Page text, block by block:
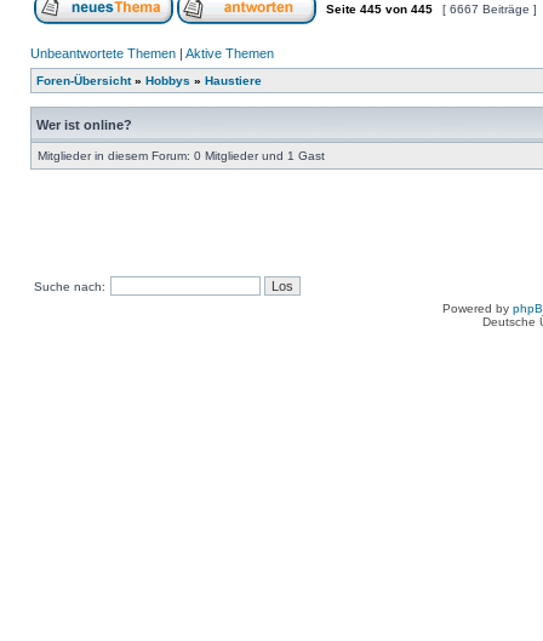
Seite 445 von 445 [ 6667 Beiträge ]
Unbeantwortete Themen | Aktive Themen
Foren-Übersicht» Hobbys » Haustiere
Wer ist online?
Mitglieder in diesem Forum: 0 Mitglieder und 1 Gast
Suche nach:
Powered by
Deutsche